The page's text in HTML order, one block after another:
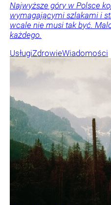
Najwyższe góry w Polsce
wymagającymi szlakami i
wcale nie musi tak być.
każdego.
UsługiZdrowieWiadomości